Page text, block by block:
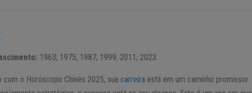
1963; 1975; 1987; 1999; 2011; 2023
com o Horóscopo Chinês 2025, suacarreira está em um caminho promissor